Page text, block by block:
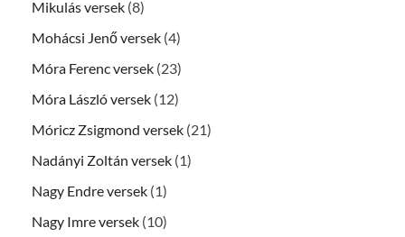
Mikulás versek (8)
Mohácsi Jenő versek (4)
Móra Ferenc versek (23)
Móra László versek (12)
Móricz Zsigmond versek (21)
Nadányi Zoltán versek (1)
Nagy Endre versek (1)
Nagy Imre versek (10)